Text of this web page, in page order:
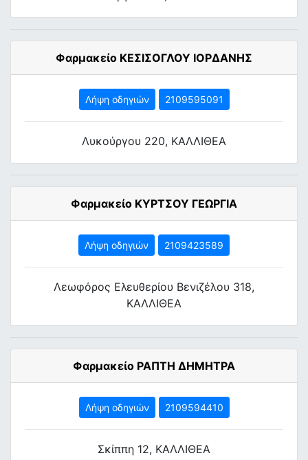
Φαρμακείο ΚΕΣΙΣΟΓΛΟΥ ΙΟΡΔΑΝΗΣ
Λήψη οδηγιών 2109595091
Λυκούργου 220, ΚΑΛΛΙΘΕΑ
Φαρμακείο ΚΥΡΤΣΟΥ ΓΕΩΡΓΙΑ
Λήψη οδηγιών 2109423589
Λεωφόρος Ελευθερίου Βενιζέλου 318,
ΚΑΛΛΙΘΕΑ
Φαρμακείο ΡΑΠΤΗ ΔΗΜΗΤΡΑ
Λήψη οδηγιών 2109594410
Σκίππη 12, ΚΑΛΛΙΘΕΑ